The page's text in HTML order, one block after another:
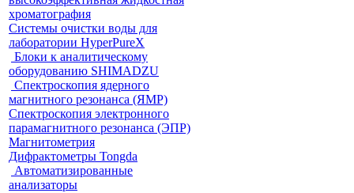
хроматография
Системы очистки воды для
лаборатории HyperPureX
Блоки к аналитическому
оборудованию SHIMADZU
Спектроскопия ядерного
магнитного резонанса (ЯМР)
Спектроскопия электронного
парамагнитного резонанса (ЭПР)
Магнитометрия
Дифрактометры Tongda
Автоматизированные
анализаторы